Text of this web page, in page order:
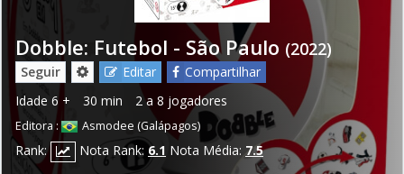
Dobble: Futebol - São Paulo (2022)
Seguir Editar
Compartilhar
Idade 6 + 30 min 2 a 8 jogadores
Editora : Asmodee (Galápagos)
Rank: Nota Rank: 6.1 Nota Média: 7.5